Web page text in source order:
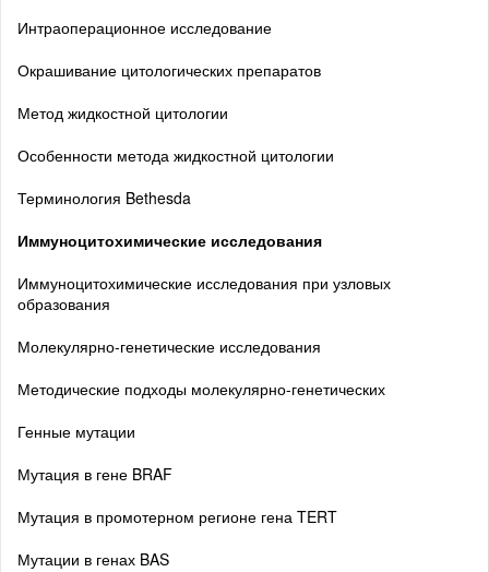
Интраоперационное исследование
Окрашивание цитологических препаратов
Метод жидкостной цитологии
Особенности метода жидкостной цитологии
Терминология Bethesda
Иммуноцитохимические исследования
Иммуноцитохимические исследования при узловых
образования
Молекулярно-генетические исследования
Методические подходы молекулярно-генетических
Генные мутации
Мутация в гене BRAF
Мутация в промотерном регионе гена TERT
Мутации в генах BAS